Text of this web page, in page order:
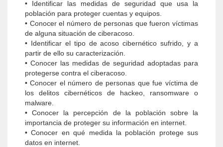
• Identificar las medidas de seguridad que usa la
población para proteger cuentas y equipos.
• Conocer el número de personas que fueron víctimas
de alguna situación de ciberacoso.
• Identificar el tipo de acoso cibernético sufrido, y a
partir de ello su caracterización.
• Conocer las medidas de seguridad adoptadas para
protegerse contra el ciberacoso.
• Conocer el número de personas que fue víctima de
los delitos cibernéticos de hackeo, ransomware o
malware.
• Conocer la percepción de la población sobre la
importancia de proteger su información en internet.
• Conocer en qué medida la población protege sus
datos en internet.